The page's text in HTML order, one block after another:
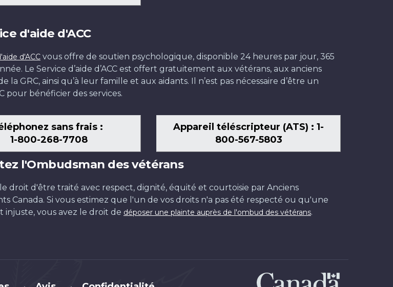
d'aide d'ACC
d'ACC vous offre de soutien psychologique, disponible 24 heures par jour, 365
Le Service d’aide d’ACC est offert gratuitement aux vétérans, aux anciens
la GRC, ainsi qu’à leur famille et aux aidants. Il n’est pas nécessaire d’être un
pour bénéficier des services.
sans frais :
1-800-268-7708
Appareil téléscripteur (ATS) : 1-
800-567-5803
l'Ombudsman des vétérans
droit d'être traité avec respect, dignité, équité et courtoisie par Anciens
Canada. Si vous estimez que l'un de vos droits n'a pas été respecté ou qu'une
injuste, vous avez le droit de déposer une plainte auprès de l'ombud des vétérans.